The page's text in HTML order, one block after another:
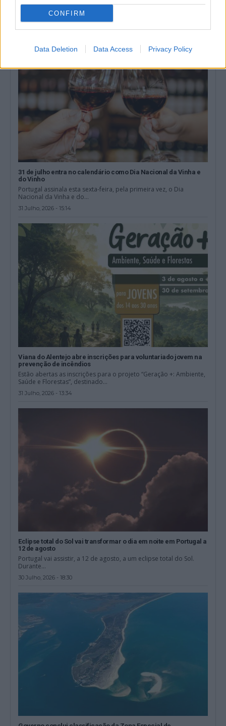
CONFIRM
Data Deletion Data Access Privacy Policy
Os bombeiros vão deixar de estar sujeitos a um período mínimo
de serviço para...
3 Agosto, 2026 - 15:00
31 de julho entra no calendário como Dia Nacional da Vinha e
do Vinho
Portugal assinala esta sexta-feira, pela primeira vez, o Dia
Nacional da Vinha e do...
31 Julho, 2026 - 15:14
Viana do Alentejo abre inscrições para voluntariado jovem na
prevenção de incêndios
Estão abertas as inscrições para o projeto “Geração +: Ambiente,
Saúde e Florestas”, destinado...
31 Julho, 2026 - 13:34
Eclipse total do Sol vai transformar o dia em noite em Portugal a
12 de agosto
Portugal vai assistir, a 12 de agosto, a um eclipse total do Sol.
Durante...
30 Julho, 2026 - 18:30